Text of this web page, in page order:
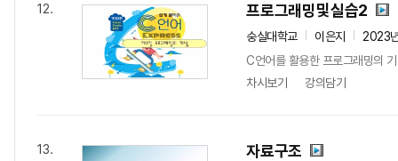
12. 프로그래밍및실습2
숭실대학교 이은지
2023
C언어를 활용한 프로그래밍의
차시보기
강의담기
13. 자료구조